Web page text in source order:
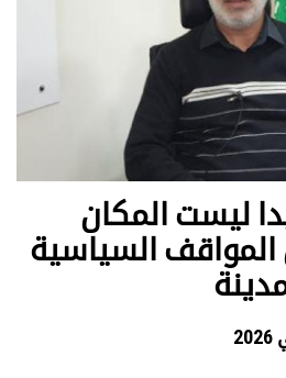
ليست المكان
المواقف السياسية